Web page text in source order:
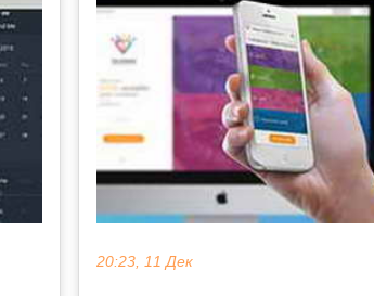
20:23, 11 Дек